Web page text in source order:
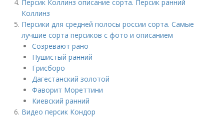
Персик Коллинз описание сорта. Персик ранний
Коллинз
Персики для средней полосы россии сорта. Самые
лучшие сорта персиков с фото и описанием
Созревают рано
Пушистый ранний
Грисборо
Дагестанский золотой
Фаворит Мореттини
Киевский ранний
Видео персик Кондор